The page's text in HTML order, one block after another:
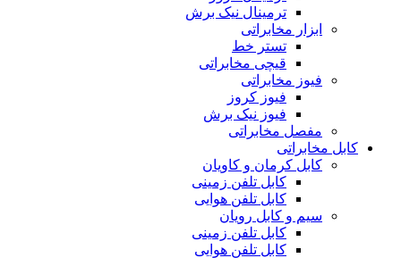
ترمینال نیک برش
ابزار مخابراتی
تستر خط
قیچی مخابراتی
فیوز مخابراتی
فیوز کروز
فیوز نیک برش
مفصل مخابراتی
کابل مخابراتی
کابل کرمان و کاویان
کابل تلفن زمینی
کابل تلفن هوایی
سیم و کابل رویان
کابل تلفن زمینی
کابل تلفن هوایی